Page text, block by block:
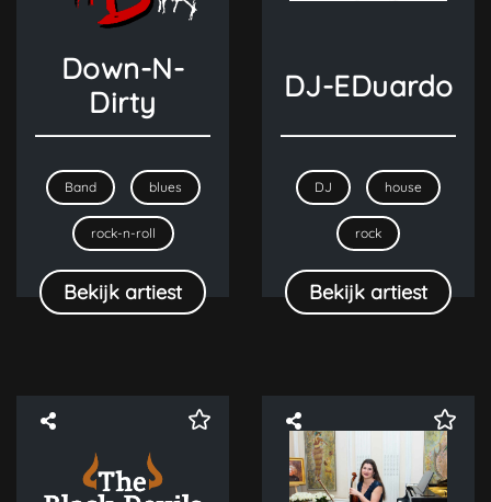
Down-N-
Dirty
Band blues
rock-n-roll
Bekijk artiest
DJ-EDuardo
DJ house
rock
Bekijk artiest